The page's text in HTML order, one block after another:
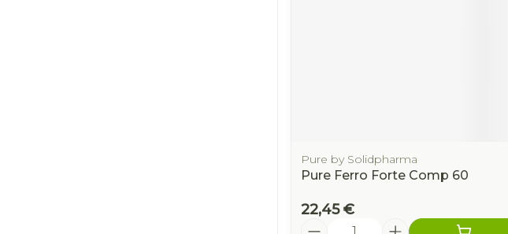
Pure by Solidpharma
Pure Ferro Forte Comp 60
22,45 €
Quantité